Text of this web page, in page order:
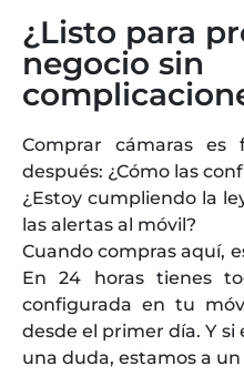
¿Listo para
negocio sin
Comprar cámaras es
después: ¿Cómo las
¿Estoy cumpliendo la
las alertas al móvil?
Cuando compras aquí,
En 24 horas tienes
configurada en tu
desde el primer día. Y
una duda, estamos a